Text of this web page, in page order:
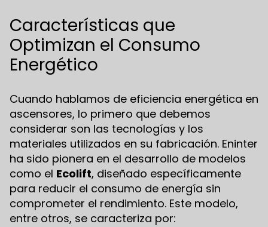
Características que
Optimizan el Consumo
Energético
Cuando hablamos de eficiencia energética en
ascensores, lo primero que debemos
considerar son las tecnologías y los
materiales utilizados en su fabricación. Eninter
ha sido pionera en el desarrollo de modelos
como el Ecolift, diseñado específicamente
para reducir el consumo de energía sin
comprometer el rendimiento. Este modelo,
entre otros, se caracteriza por: